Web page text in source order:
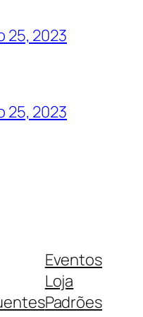
25, 2023
25, 2023
Eventos
Loja
Padrões